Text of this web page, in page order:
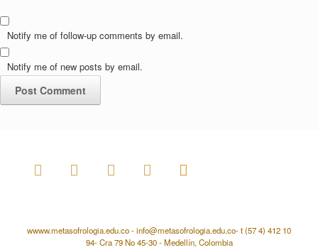
Notify me of follow-up comments by email.
Notify me of new posts by email.
wwww.metasofrologia.edu.co - info@metasofrologia.edu.co- t (57 4) 412 10
94- Cra 79 No 45-30 - Medellín, Colombia